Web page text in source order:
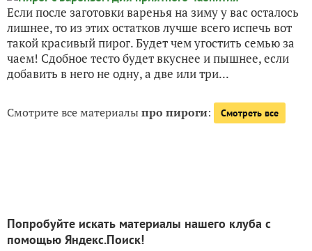
Если после заготовки варенья на зиму у вас осталось
лишнее, то из этих остатков лучше всего испечь вот
такой красивый пирог. Будет чем угостить семью за
чаем! Сдобное тесто будет вкуснее и пышнее, если
добавить в него не одну, а две или три...
Смотрите все материалыпро пироги: Смотреть все
Попробуйте искать материалы нашего клуба с
помощью Яндекс.Поиск!